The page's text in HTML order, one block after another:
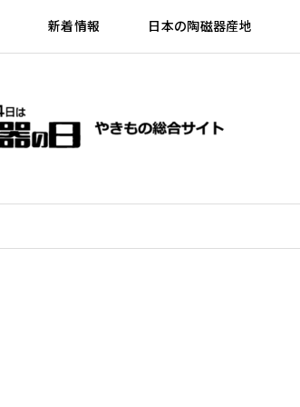
新着情報 日本の陶磁器産地